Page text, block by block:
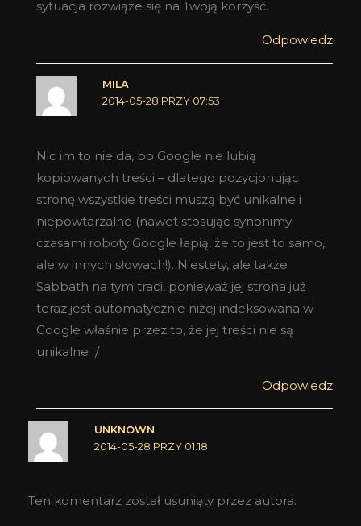
sytuacja rozwiąże się na Twoją korzyść.
Odpowiedz
MILA
2014-05-28 PRZY 07:53
Nic im to nie da, bo Google nie lubią
kopiowanych treści – dlatego pozycjonując
stronę wszystkie treści muszą być unikalne i
niepowtarzalne (nawet stosując synonimy
czasami roboty Google łapią, że to jest to samo,
ale w innych słowach!). Niestety, ale także
Sabbath na tym traci, ponieważ jej strona już
teraz jest automatycznie niżej indeksowana w
Google właśnie przez to, że jej treści nie są
unikalne :/
Odpowiedz
UNKNOWN
2014-05-28 PRZY 01:18
Ten komentarz został usunięty przez autora.